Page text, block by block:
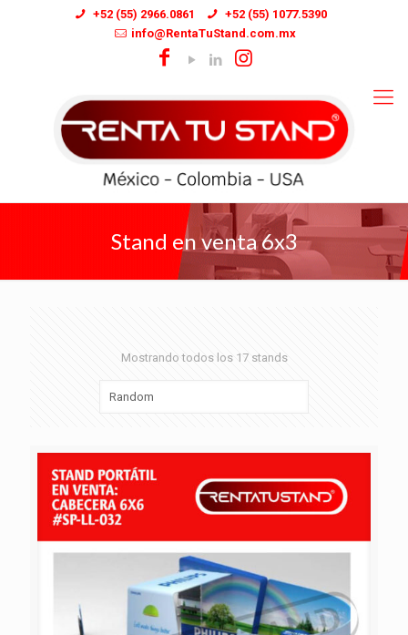
+52 (55) 2966.0861
+52 (55) 1077.5390
info@RentaTuStand.com.mx
Stand en venta 6x3
Mostrando todos los 17 stands